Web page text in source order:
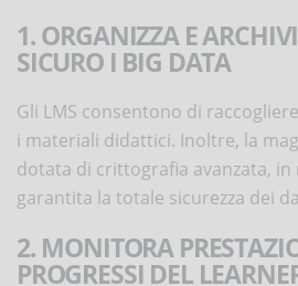
1. ORGANIZZA E
SICURO I BIG DATA
Gli LMS consentono di
i materiali didattici. Inoltre, la
dotata di crittografia avanzata, in
garantita la totale sicurezza dei
2. MONITORA
PROGRESSI DEL